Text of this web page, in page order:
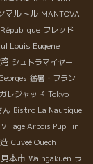
マルトル MANTOVA
フレッド
Louis Eugene
シュトラマイヤー
猛暑・フラン
レジャッド Tokyo
ん Bistro La Nautique
Village Arbois Pupillin
Cuveé Ouech
本市 Waingakuen ラ